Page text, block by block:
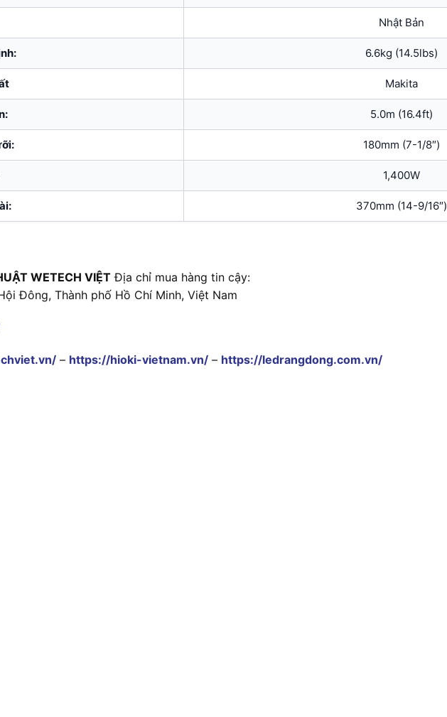
Nhật Bản
6.6kg (14.5lbs)
Makita
5.0m (16.4ft)
180mm (7-1/8″)
1,400W
370mm (14-9/16″)
WETECH VIỆT Địa chỉ mua hàng tin cậy:
Đông, Thành phố Hồ Chí Minh, Việt Nam
– https://hioki-vietnam.vn/ – https://ledrangdong.com.vn/